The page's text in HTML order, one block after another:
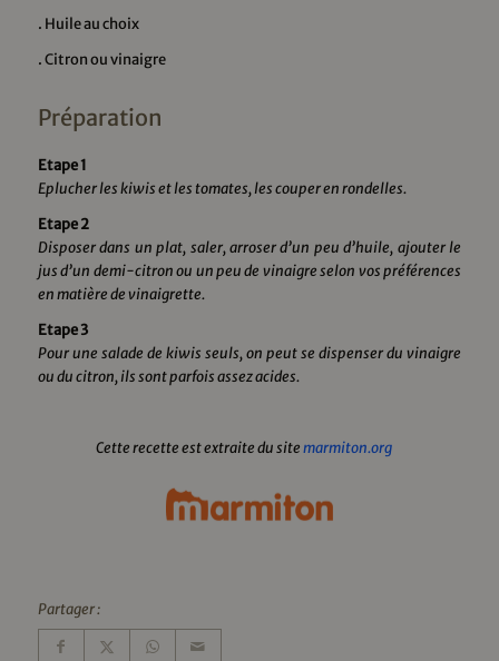
. Huile au choix
. Citron ou vinaigre
Préparation
Etape 1
Eplucher les kiwis et les tomates, les couper en rondelles.
Etape 2
Disposer dans un plat, saler, arroser d’un peu d’huile, ajouter le
jus d’un demi-citron ou un peu de vinaigre selon vos préférences
en matière de vinaigrette.
Etape 3
Pour une salade de kiwis seuls, on peut se dispenser du vinaigre
ou du citron, ils sont parfois assez acides.
Cette recette est extraite du sitemarmiton.org
Partager :